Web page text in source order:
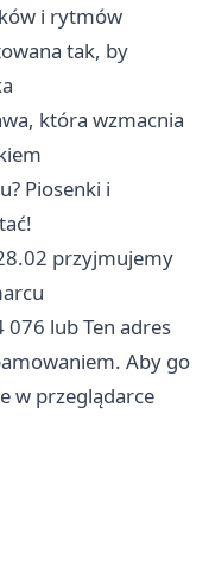
i rytmów
tak, by
która wzmacnia
Piosenki i
przyjmujemy
lub Ten adres
Aby go
w przeglądarce